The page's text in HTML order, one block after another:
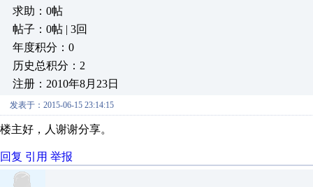
求助：0帖
帖子：0帖 | 3回
年度积分：0
历史总积分：2
注册：2010年8月23日
发表于：2015-06-15 23:14:15
楼主好，人谢谢分享。
回复 引用 举报